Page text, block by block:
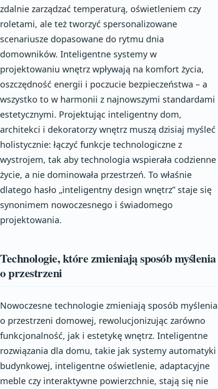
zdalnie zarządzać temperaturą, oświetleniem czy
roletami, ale też tworzyć spersonalizowane
scenariusze dopasowane do rytmu dnia
domowników. Inteligentne systemy w
projektowaniu wnętrz wpływają na komfort życia,
oszczędność energii i poczucie bezpieczeństwa – a
wszystko to w harmonii z najnowszymi standardami
estetycznymi. Projektując inteligentny dom,
architekci i dekoratorzy wnętrz muszą dzisiaj myśleć
holistycznie: łączyć funkcje technologiczne z
wystrojem, tak aby technologia wspierała codzienne
życie, a nie dominowała przestrzeń. To właśnie
dlatego hasło „inteligentny design wnętrz” staje się
synonimem nowoczesnego i świadomego
projektowania.
Technologie, które zmieniają sposób myślenia
o przestrzeni
Nowoczesne technologie zmieniają sposób myślenia
o przestrzeni domowej, rewolucjonizując zarówno
funkcjonalność, jak i estetykę wnętrz. Inteligentne
rozwiązania dla domu, takie jak systemy automatyki
budynkowej, inteligentne oświetlenie, adaptacyjne
meble czy interaktywne powierzchnie, stają się nie